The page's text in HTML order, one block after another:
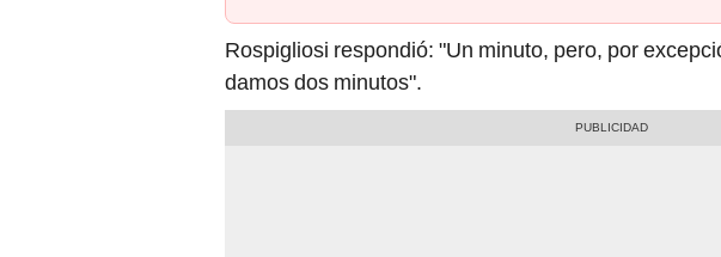
Rospigliosi respondió: "Un minuto, pero, por
damos dos minutos".